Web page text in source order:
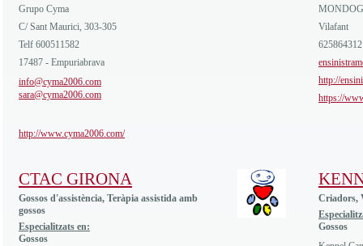
Grupo Cyma
C/ Sant Maurici, 303-305
Telf 600511582
17487 - Empuriabrava
info@cyma2006.com
sara@cyma2006.com
http://www.cyma2006.com/
MONDOG
Vilafant
625864312
http://
https://
CTAC GIRONA
Gossos d'assistència, Teràpia assistida amb
gossos
Especialitzats en:
Gossos
Criadors,
Gossos